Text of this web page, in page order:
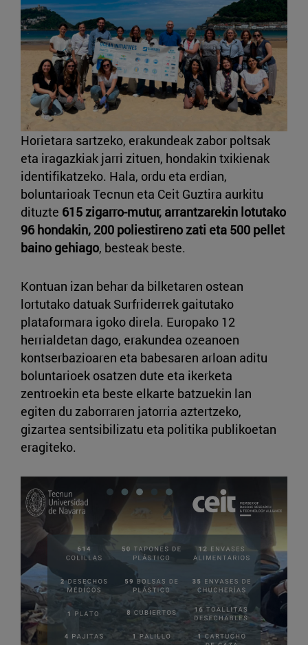
Horietara sartzeko, erakundeak zabor poltsak
eta iragazkiak jarri zituen, hondakin txikienak
identifikatzeko. Hala, ordu eta erdian,
boluntarioak Tecnun eta Ceit Guztira aurkitu
dituzte 615 zigarro-mutur, arrantzarekin lotutako
96 hondakin, 200 poliestireno zati eta 500 pellet
baino gehiago, besteak beste.
Kontuan izan behar da bilketaren ostean
lortutako datuak Surfriderrek gaitutako
plataformara igoko direla. Europako 12
herrialdetan dago, erakundea ozeanoen
kontserbazioaren eta babesaren arloan aditu
boluntarioek osatzen dute eta ikerketa
zentroekin eta beste elkarte batzuekin lan
egiten du zaborraren jatorria aztertzeko,
gizartea sentsibilizatu eta politika publikoetan
eragiteko.